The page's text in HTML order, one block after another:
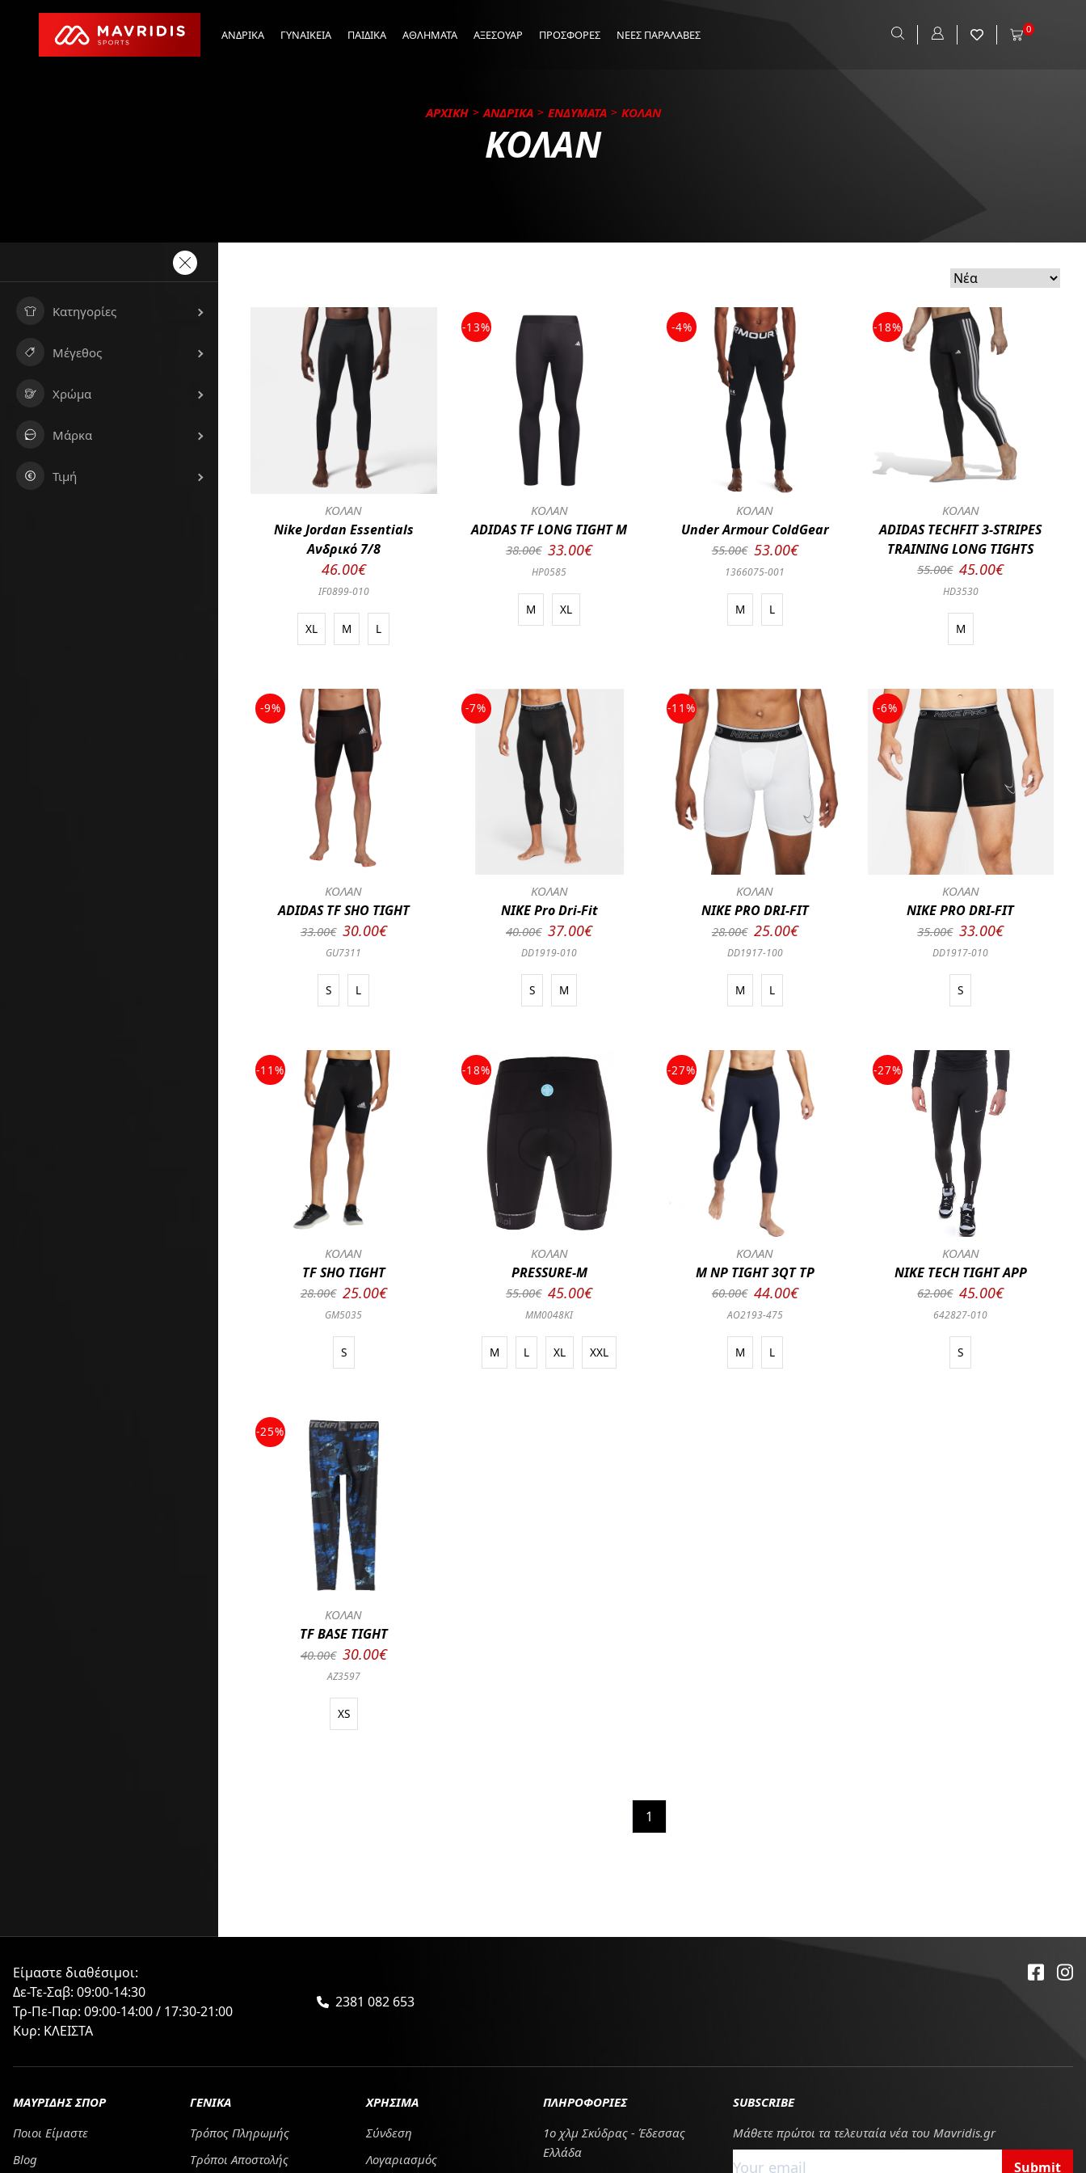
ΑΝΔΡΙΚΑ ΓΥΝΑΙΚΕΙΑ ΠΑΙΔΙΚΑ ΑΘΛΗΜΑΤΑ ΑΞΕΣΟΥΑΡ ΠΡΟΣΦΟΡΕΣ ΝΕΕΣ ΠΑΡΑΛΑΒΕΣ 0
ΑΡΧΙΚΗ ΑΝΔΡΙΚΑ ΕΝΔΥΜΑΤΑ ΚΟΛΑΝ
ΚΟΛΑΝ
Κατηγορίες
Μέγεθος
Χρώμα
Μάρκα
Τιμή
ΚΟΛΑΝ
Nike Jordan Essentials
Ανδρικό 7/8
46.00€
IF0899-010
XL M L
-13%
ΚΟΛΑΝ
ADIDAS TF LONG TIGHT M
38.00€ 33.00€
HP0585
M XL
-4%
ΚΟΛΑΝ
Under Armour ColdGear
55.00€ 53.00€
1366075-001
M L
-18%
ΚΟΛΑΝ
ADIDAS TECHFIT 3-STRIPES
TRAINING LONG TIGHTS
55.00€ 45.00€
HD3530
M
-9%
ΚΟΛΑΝ
ADIDAS TF SHO TIGHT
33.00€ 30.00€
GU7311
S L
-7%
ΚΟΛΑΝ
NIKE Pro Dri-Fit
40.00€ 37.00€
DD1919-010
S M
-11%
ΚΟΛΑΝ
NIKE PRO DRI-FIT
28.00€ 25.00€
DD1917-100
M L
-6%
ΚΟΛΑΝ
NIKE PRO DRI-FIT
35.00€ 33.00€
DD1917-010
S
-11%
ΚΟΛΑΝ
TF SHO TIGHT
28.00€ 25.00€
GM5035
S
-18%
ΚΟΛΑΝ
PRESSURE-M
55.00€ 45.00€
MM0048KI
M L XL XXL
-27%
ΚΟΛΑΝ
M NP TIGHT 3QT TP
60.00€ 44.00€
AO2193-475
M L
-27%
ΚΟΛΑΝ
NIKE TECH TIGHT APP
62.00€ 45.00€
642827-010
S
-25%
ΚΟΛΑΝ
TF BASE TIGHT
40.00€ 30.00€
AZ3597
XS
1
Είμαστε διαθέσιμοι:
Δε-Τε-Σαβ: 09:00-14:30
Τρ-Πε-Παρ: 09:00-14:00 / 17:30-21:00
Κυρ: ΚΛΕΙΣΤΑ
2381 082 653
ΜΑΥΡΙΔΗΣ ΣΠΟΡ
Ποιοι Είμαστε
Blog
ΓΕΝΙΚΑ
Τρόπος Πληρωμής
Tρόποι Αποστολής
ΧΡΗΣΙΜΑ
Σύνδεση
Λογαριασμός
ΠΛΗΡΟΦΟΡΙΕΣ
1ο χλμ Σκύδρας - Έδεσσας
Ελλάδα
SUBSCRIBE
Μάθετε πρώτοι τα τελευταία νέα του Mavridis.gr
Submit